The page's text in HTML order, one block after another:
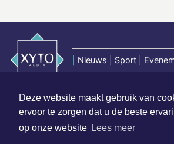
Deze website maakt gebruik van
ervoor te zorgen dat u de beste
op onze website Lees meer
Nieuws | Sport |
Hoofdvestiging:
van Benthuizenlaan 1
1701 BZ Heerhugowaard